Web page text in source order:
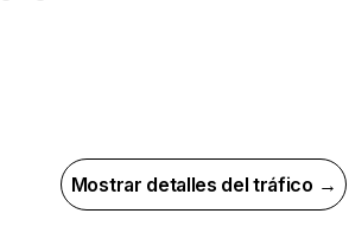
Mostrar detalles del tráfico →